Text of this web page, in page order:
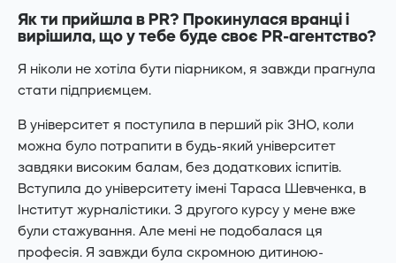
Як ти прийшла в PR? Прокинулася вранці і
вирішила, що у тебе буде своє PR-агентство?
Я ніколи не хотіла бути піарником, я завжди прагнула
стати підприємцем.
В університет я поступила в перший рік ЗНО, коли
можна було потрапити в будь-який університет
завдяки високим балам, без додаткових іспитів.
Вступила до університету імені Тараса Шевченка, в
Інститут журналістики. З другого курсу у мене вже
були стажування. Але мені не подобалася ця
професія. Я завжди була скромною дитиною-